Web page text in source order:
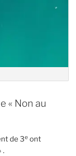
« Non au
de 3e ont
.